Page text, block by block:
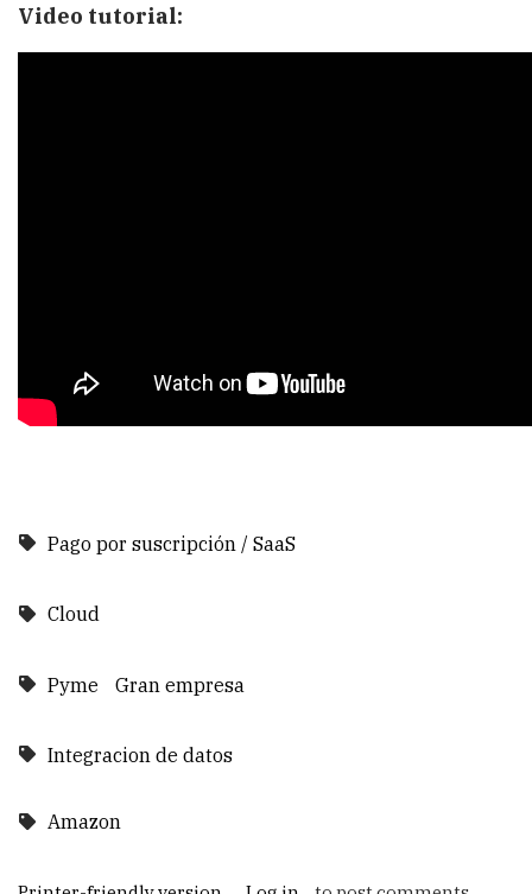
Video tutorial:
Pago por suscripción / SaaS
Cloud
Pyme Gran empresa
Integracion de datos
Amazon